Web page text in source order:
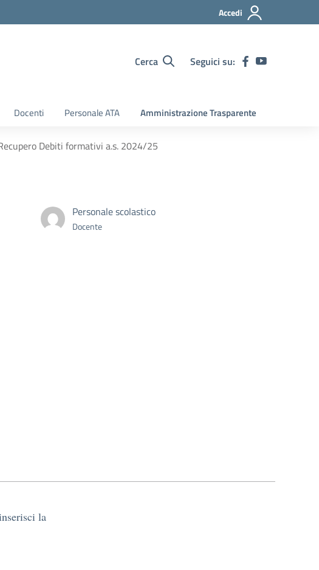
Accedi
Cerca Seguici su:
Docenti Personale ATA Amministrazione Trasparente
Debiti formativi a.s. 2024/25
Personale scolastico
Docente
la